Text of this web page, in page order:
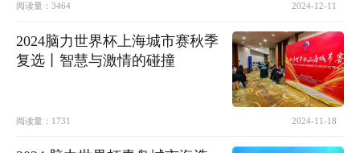
阅读量： 3464 2024-12-11
2024脑力世界杯上海城市赛秋季
复选丨智慧与激情的碰撞
阅读量： 1731 2024-11-18